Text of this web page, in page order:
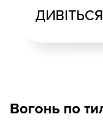
Вогонь по